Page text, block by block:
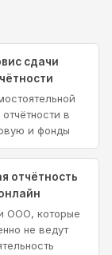
сдачи
в
и фонды
отчётность
ООО, которые
не ведут